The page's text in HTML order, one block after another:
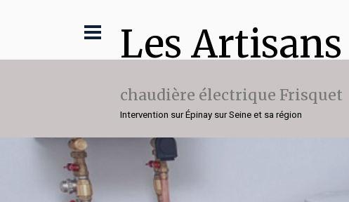
Les Artisans
chaudière électrique Frisquet
Intervention sur Épinay sur Seine et sa région